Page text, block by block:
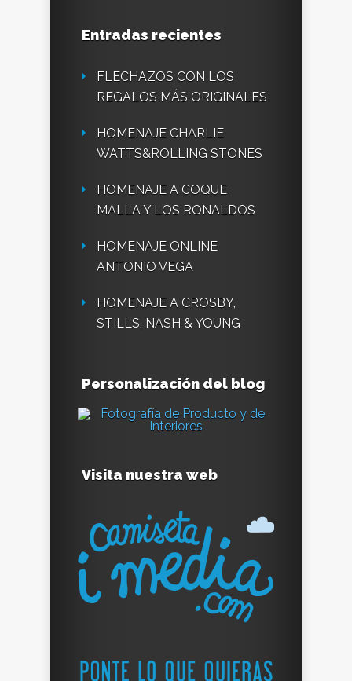
Entradas recientes
FLECHAZOS CON LOS
REGALOS MÁS ORIGINALES
HOMENAJE CHARLIE
WATTS&ROLLING STONES
HOMENAJE A COQUE
MALLA Y LOS RONALDOS
HOMENAJE ONLINE
ANTONIO VEGA
HOMENAJE A CROSBY,
STILLS, NASH & YOUNG
Personalización del blog
Visita nuestra web